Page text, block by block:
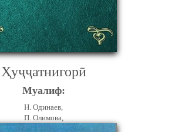
Ҳуҷҷатнигорӣ
Муалиф:
Н. Одинаев,
П. Олимова,